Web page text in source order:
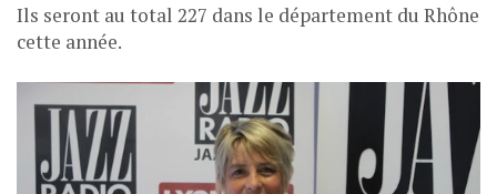
Ils seront au total 227 dans le département du Rhône
cette année.